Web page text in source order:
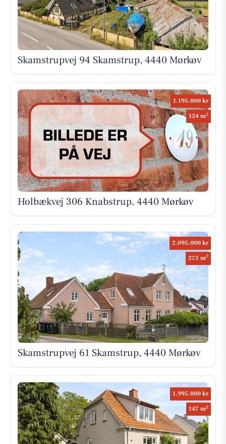
Skamstrupvej 94 Skamstrup, 4440 Mørkøv
1.195.000 kr
124 m2
Holbækvej 306 Knabstrup, 4440 Mørkøv
2.095.000 kr
273 m2
Skamstrupvej 61 Skamstrup, 4440 Mørkøv
1.995.000 kr
147 m2